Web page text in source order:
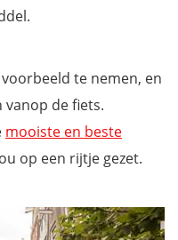
te nemen, en
vanop de fiets.
mooiste en beste
op een rijtje gezet.